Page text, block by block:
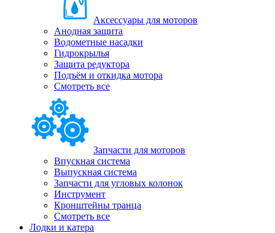
Аксессуары для моторов
Анодная защита
Водометные насадки
Гидрокрылья
Защита редуктора
Подъём и откидка мотора
Смотреть все
Запчасти для моторов
Впускная система
Выпускная система
Запчасти для угловых колонок
Инструмент
Кронштейны транца
Смотреть все
Лодки и катера